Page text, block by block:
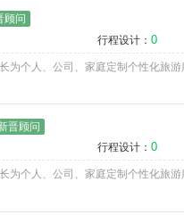
顾问
行程设计： 0
为个人、公司、家庭定制个性化旅游
晋顾问
行程设计： 0
为个人、公司、家庭定制个性化旅游